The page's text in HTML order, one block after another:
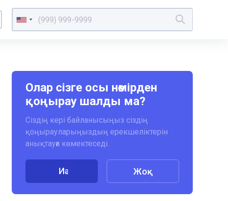
Олар сізге осы нөмірден
қоңырау шалды ма?
Сіздің кері байланысыңыз сіздің
қоңырауларыңыздың ерекшеліктерін
анықтауға көмектеседі.
Иә Жоқ